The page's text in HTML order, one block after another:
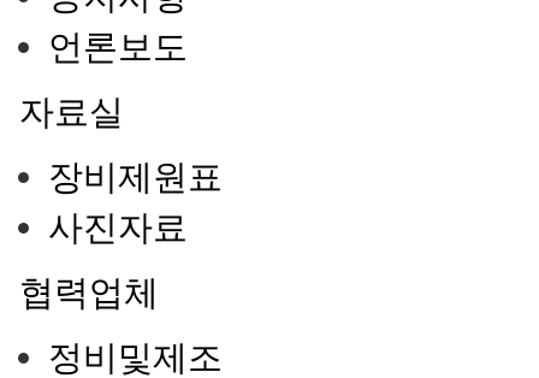
언론보도
자료실
장비제원표
사진자료
협력업체
정비및제조